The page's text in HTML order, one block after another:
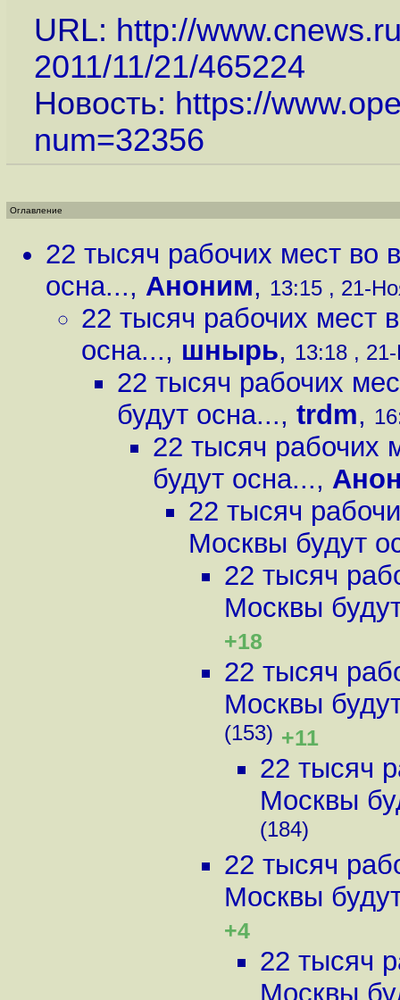
URL: http://
2011/11/21/465224
Новость: https://
num=32356
Оглавление
22 тысяч рабочих мест во
осна..., Аноним, 13:15 , 21-
22 тысяч рабочих мест
осна..., шнырь, 13:18 ,
22 тысяч рабочих
будут осна..., trdm,
22 тысяч рабочих
будут осна...,
22 тысяч
Москвы будут
22 тысяч
Москвы
+18
22 тысяч
Москвы
(153) +11
22 тысяч
Москвы
(184)
22 тысяч
Москвы
+4
22 тысяч
Москвы